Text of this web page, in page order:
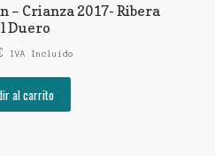
– Crianza 2017- Ribera
Duero
IVA Incluido
al carrito